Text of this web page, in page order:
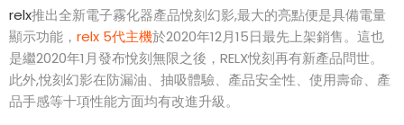
relx推出全新電子霧化器產品悅刻幻影,最大的亮點便是具備電量
顯示功能， relx 5代主機於2020年12月15日最先上架銷售。這也
是繼2020年1月發布悅刻無限之後，RELX悅刻再有新產品問世。
此外,悅刻幻影在防漏油、抽吸體驗、產品安全性、使用壽命、產
品手感等十項性能方面均有改進升級。